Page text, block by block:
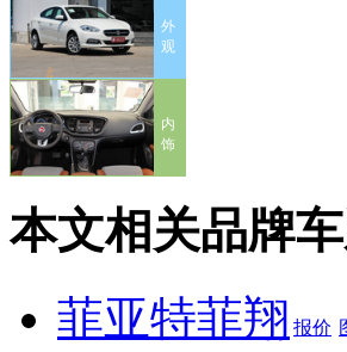
外
观
内
饰
本文相关品牌
菲亚特菲翔 报价